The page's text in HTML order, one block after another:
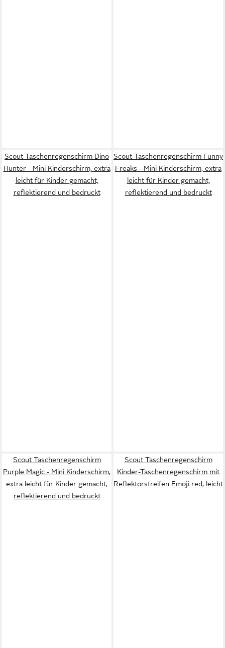
Scout Taschenregenschirm Dino
Hunter - Mini Kinderschirm, extra
leicht für Kinder gemacht,
reflektierend und bedruckt
Scout Taschenregenschirm Funny
Freaks - Mini Kinderschirm, extra
leicht für Kinder gemacht,
reflektierend und bedruckt
Scout Taschenregenschirm
Purple Magic - Mini Kinderschirm,
extra leicht für Kinder gemacht,
reflektierend und bedruckt
Scout Taschenregenschirm
Kinder-Taschenregenschirm mit
Reflektorstreifen Emoji red, leicht